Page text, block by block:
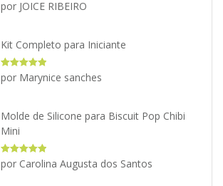
de 5
por JOICE RIBEIRO
Kit Completo para Iniciante
Avaliação
de 5
por Marynice sanches
Molde de Silicone para Biscuit Pop Chibi
Mini
Avaliação
de 5
por Carolina Augusta dos Santos